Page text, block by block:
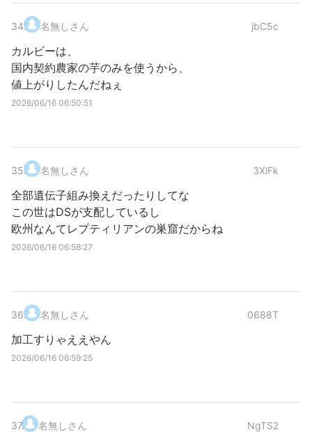
34. 名無しさん jbC5c
カルビーは、
国内契約農家の芋のみを使うから、
値上がりしたんだねぇ
2026/06/16 06:50:51
35. 名無しさん 3XlFk
全部遺伝子組み換えだったりしてな
この世はDSが支配しているし
欧州なんてレプティリアンの巣窟だからね
2026/06/16 06:58:27
36. 名無しさん 0688T
加工すりゃええやん
2026/06/16 06:59:25
37. 名無しさん NgTS2